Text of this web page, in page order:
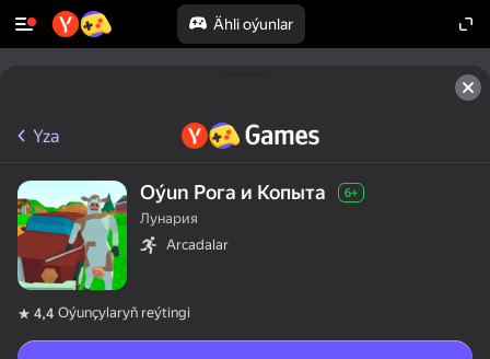
Ähli oýunlar
Yza
Oýun Рога и Копыта 6+
Лунария
Arcadalar
4,4 Oýunçylaryň reýtingi